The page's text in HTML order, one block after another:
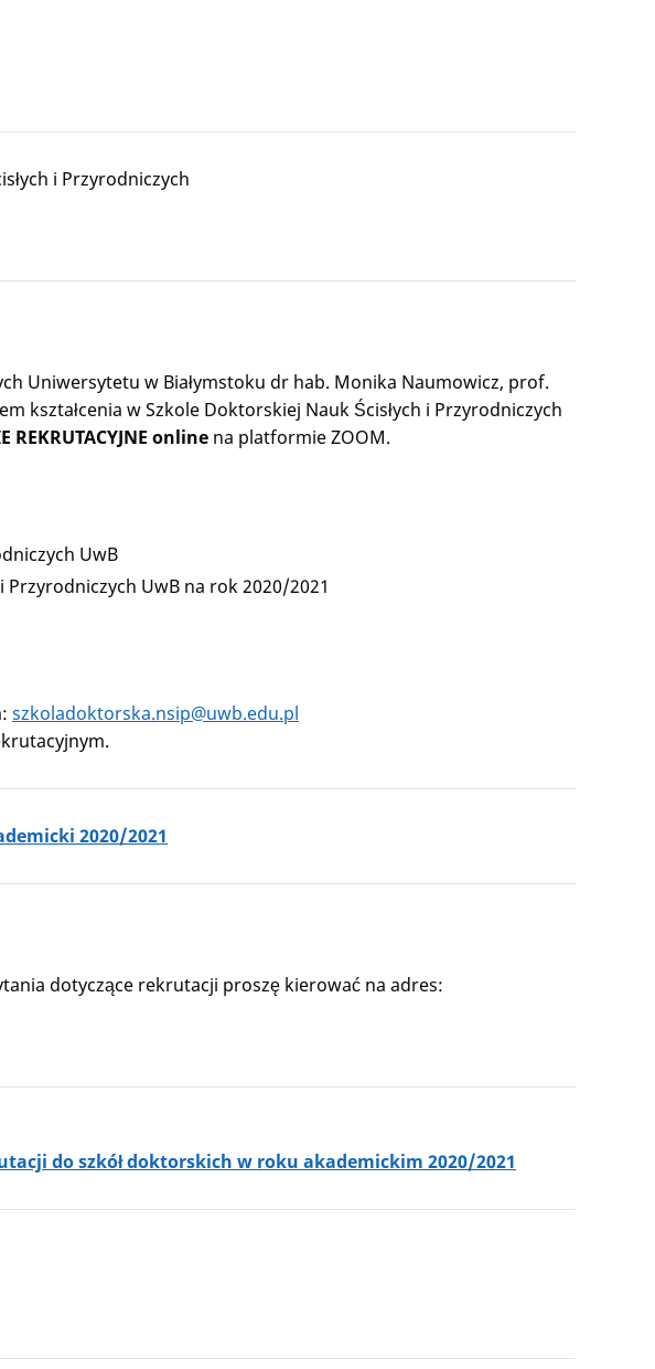
i Przyrodniczych
Uniwersytetu w Białymstoku dr hab. Monika Naumowicz, prof.
kształcenia w Szkole Doktorskiej Nauk Ścisłych i Przyrodniczych
REKRUTACYJNE online na platformie ZOOM.
UwB
Przyrodniczych UwB na rok 2020/2021
szkoladoktorska.nsip@uwb.edu.pl
2020/2021
dotyczące rekrutacji proszę kierować na adres:
do szkół doktorskich w roku akademickim 2020/2021